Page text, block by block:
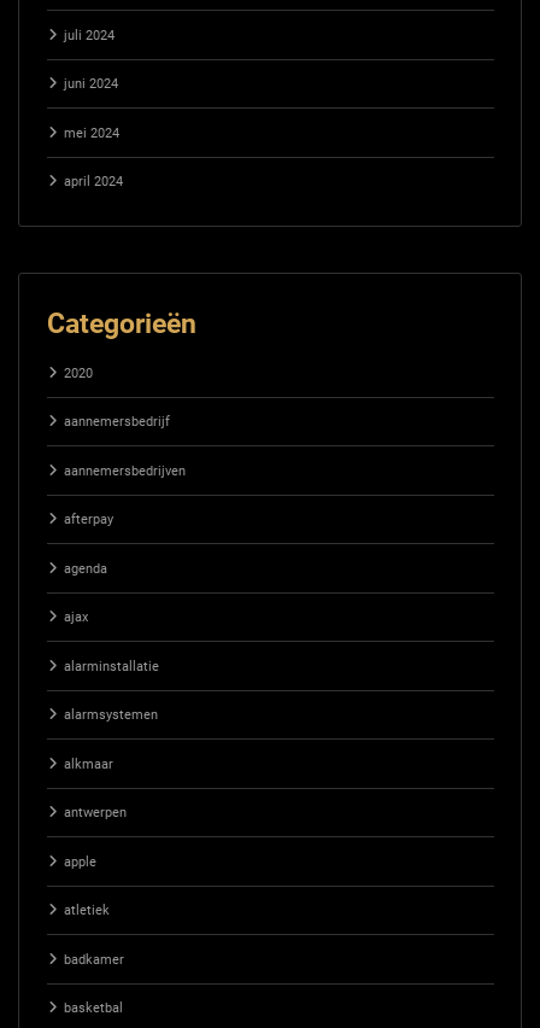
juli 2024
juni 2024
mei 2024
april 2024
Categorieën
2020
aannemersbedrijf
aannemersbedrijven
afterpay
agenda
ajax
alarminstallatie
alarmsystemen
alkmaar
antwerpen
apple
atletiek
badkamer
basketbal